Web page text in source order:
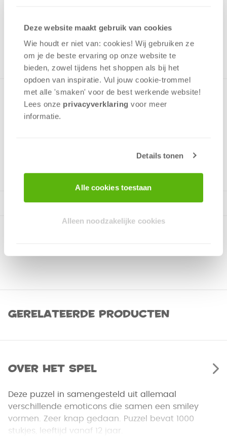
Deze website maakt gebruik van cookies
Wie houdt er niet van: cookies! Wij gebruiken ze
om je de beste ervaring op onze website te
bieden, zowel tijdens het shoppen als bij het
opdoen van inspiratie. Vul jouw cookie-trommel
met alle 'smaken' voor de best werkende website​!
Lees onze privacyverklaring voor meer
informatie.
Details tonen
Alle cookies toestaan
Alleen noodzakelijke cookies
ONTVANG 170 OVERWINNINGSPUNTEN
UIT HET ASSORTIMENT
Deze puzzel in samengesteld uit allemaal verschillende
emoticons die samen een smiley vormen. Puzzel bevat 1000
stukjes, leeftijd vanaf 12 jaar.
Gerelateerde producten
Over het spel
Deze puzzel in samengesteld uit allemaal
verschillende emoticons die samen een smiley
vormen. Zeer knap gedaan. Puzzel bevat 1000
stukjes, leeftijd vanaf 12 jaar.